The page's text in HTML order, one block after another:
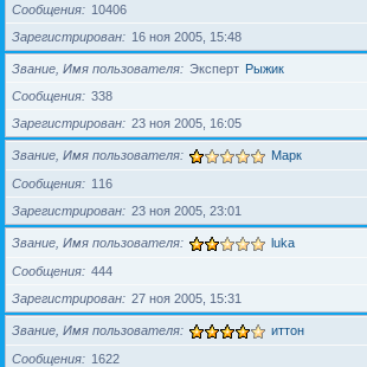
Сообщения
10406
Зарегистрирован
16 ноя 2005, 15:48
Звание, Имя пользователя Эксперт Рыжик
Сообщения
338
Зарегистрирован
23 ноя 2005, 16:05
Звание, Имя пользователя Марк
Сообщения
116
Зарегистрирован
23 ноя 2005, 23:01
Звание, Имя пользователя luka
Сообщения
444
Зарегистрирован
27 ноя 2005, 15:31
Звание, Имя пользователя иттон
Сообщения
1622